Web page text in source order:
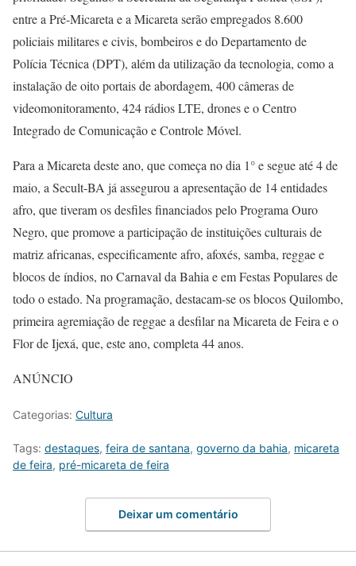
entre a Pré-Micareta e a Micareta serão empregados 8.600
policiais militares e civis, bombeiros e do Departamento de
Polícia Técnica (DPT), além da utilização da tecnologia, como a
instalação de oito portais de abordagem, 400 câmeras de
videomonitoramento, 424 rádios LTE, drones e o Centro
Integrado de Comunicação e Controle Móvel.
Para a Micareta deste ano, que começa no dia 1° e segue até 4 de
maio, a Secult-BA já assegurou a apresentação de 14 entidades
afro, que tiveram os desfiles financiados pelo Programa Ouro
Negro, que promove a participação de instituições culturais de
matriz africanas, especificamente afro, afoxés, samba, reggae e
blocos de índios, no Carnaval da Bahia e em Festas Populares de
todo o estado. Na programação, destacam-se os blocos Quilombo,
primeira agremiação de reggae a desfilar na Micareta de Feira e o
Flor de Ijexá, que, este ano, completa 44 anos.
ANÚNCIO
Categorias: Cultura
Tags: destaques, feira de santana, governo da bahia, micareta
de feira, pré-micareta de feira
Deixar um comentário